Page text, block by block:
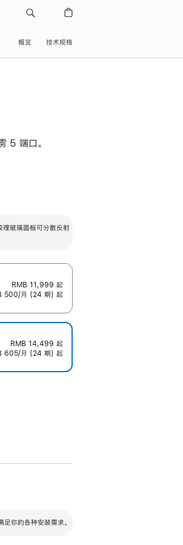
概览 技术规格
5 端口。
理玻璃面板可分散反射
RMB 11,999 起
500/月 (24 期) 起
RMB 14,499 起
605/月 (24 期) 起
范围。
你的各种安装需求。